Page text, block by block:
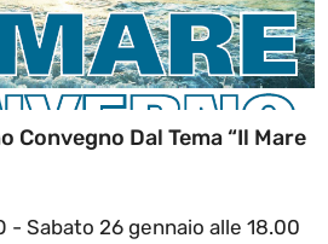
Convegno Dal Tema “il Mare
- Sabato 26 gennaio alle 18.00